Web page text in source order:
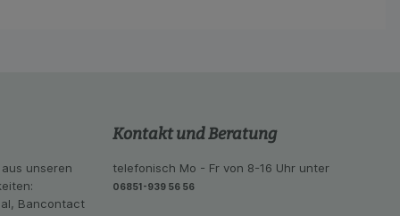
unseren
Bancontact
Kontakt und Beratung
telefonisch Mo - Fr von 8-16 Uhr unter
06851-939 56 56